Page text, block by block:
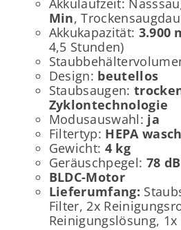
Akkulaufzeit:
Min,
Akkukapazität: 3.900
4,5 Stunden)
Design: beutellos
Staubsaugen:
Zyklontechnologie
Modusauswahl: ja
Filtertyp: HEPA
Gewicht: 4 kg
Geräuschpegel: 78 dB
BLDC-Motor
Lieferumfang:
Filter, 2x
Reinigungslösung,